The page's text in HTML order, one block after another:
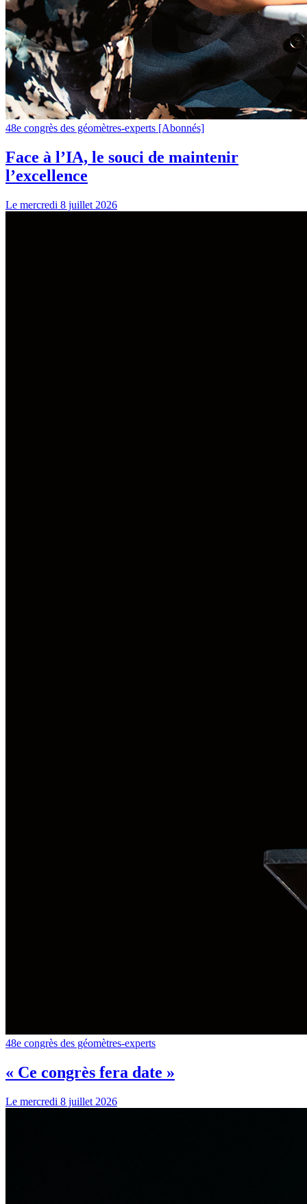
48e congrès des géomètres-experts [Abonnés]
Face à l’IA, le souci de maintenir
l’excellence
Le mercredi 8 juillet 2026
48e congrès des géomètres-experts
« Ce congrès fera date »
Le mercredi 8 juillet 2026